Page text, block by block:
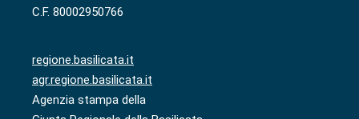
C.F. 80002950766
regione.basilicata.it
agr.regione.basilicata.it
Agenzia stampa della